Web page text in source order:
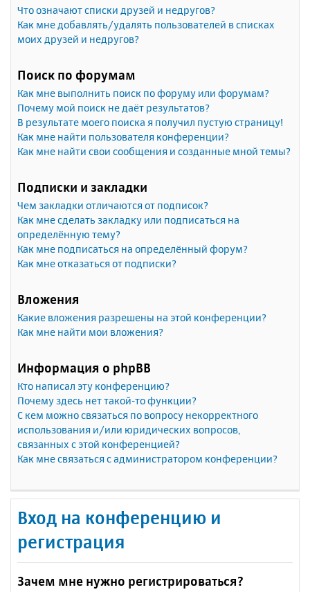
Что означают списки друзей и недругов?
Как мне добавлять/удалять пользователей в списках
моих друзей и недругов?
Поиск по форумам
Как мне выполнить поиск по форуму или форумам?
Почему мой поиск не даёт результатов?
В результате моего поиска я получил пустую страницу!
Как мне найти пользователя конференции?
Как мне найти свои сообщения и созданные мной темы?
Подписки и закладки
Чем закладки отличаются от подписок?
Как мне сделать закладку или подписаться на
определённую тему?
Как мне подписаться на определённый форум?
Как мне отказаться от подписки?
Вложения
Какие вложения разрешены на этой конференции?
Как мне найти мои вложения?
Информация о phpBB
Кто написал эту конференцию?
Почему здесь нет такой-то функции?
С кем можно связаться по вопросу некорректного
использования и/или юридических вопросов,
связанных с этой конференцией?
Как мне связаться с администратором конференции?
Вход на конференцию и
регистрация
Зачем мне нужно регистрироваться?